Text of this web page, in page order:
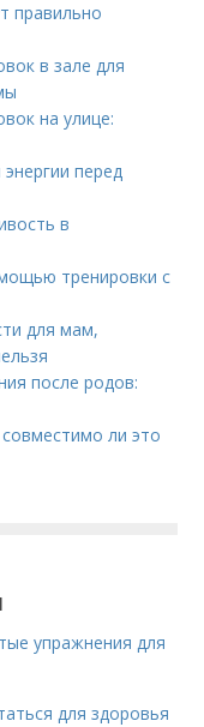
правильно
в зале для
на улице:
перед
в
тренировки с
для мам,
после родов:
ли это
упражнения для
для здоровья